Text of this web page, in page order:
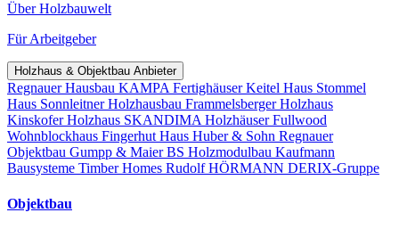
Über Holzbauwelt
Für Arbeitgeber
Holzhaus & Objektbau Anbieter
Regnauer Hausbau KAMPA FertighäuserKeitel Haus Stommel
Haus Sonnleitner Holzhausbau Frammelsberger Holzhaus
Kinskofer Holzhaus SKANDIMA HolzhäuserFullwood
Wohnblockhaus Fingerhut Haus Huber & Sohn Regnauer
Objektbau Gumpp & MaierBS Holzmodulbau Kaufmann
Bausysteme Timber Homes Rudolf HÖRMANN DERIX-Gruppe
Objektbau